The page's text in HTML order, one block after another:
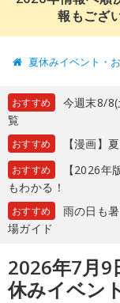
報もござ
夏休みイベント・
おすすめ
今週末8/
覧
おすすめ 【漫画】
おすすめ
【2026年
もわかる！
おすすめ
雨の日も
場ガイド
2026年7月9
休みイベン